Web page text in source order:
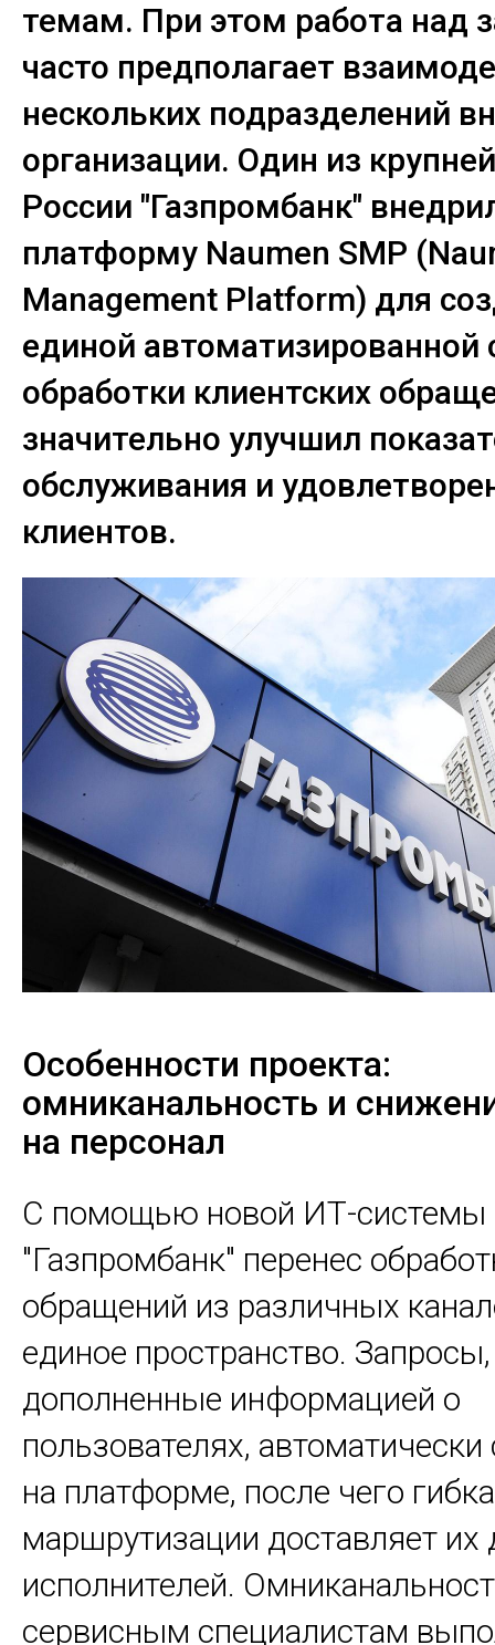
темам. При этом работа над
часто предполагает
нескольких подразделений
организации. Один из
России "Газпромбанк"
платформу Naumen SMP
Management Platform) для
единой автоматизированной
обработки клиентских
значительно улучшил
обслуживания и
клиентов.
Особенности проекта:
омниканальность и
на персонал
С помощью новой ИТ-системы
"Газпромбанк" перенес
обращений из различных
единое пространство. Запросы,
дополненные информацией о
пользователях,
на платформе, после чего
маршрутизации доставляет их
исполнителей.
сервисным специалистам